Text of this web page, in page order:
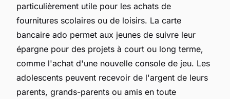
particulièrement utile pour les achats de
fournitures scolaires ou de loisirs. La carte
bancaire ado permet aux jeunes de suivre leur
épargne pour des projets à court ou long terme,
comme l'achat d'une nouvelle console de jeu. Les
adolescents peuvent recevoir de l'argent de leurs
parents, grands-parents ou amis en toute